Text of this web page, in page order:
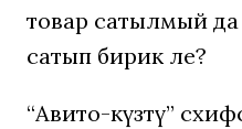
товар сатылмый да
сатып бирик әле?
“Авито-күзәтү”